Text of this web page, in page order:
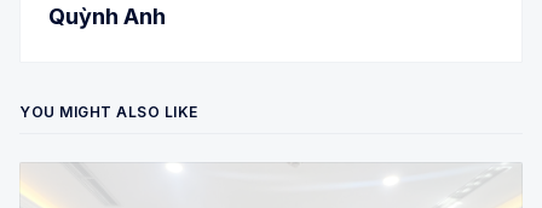
Quỳnh Anh
YOU MIGHT ALSO LIKE